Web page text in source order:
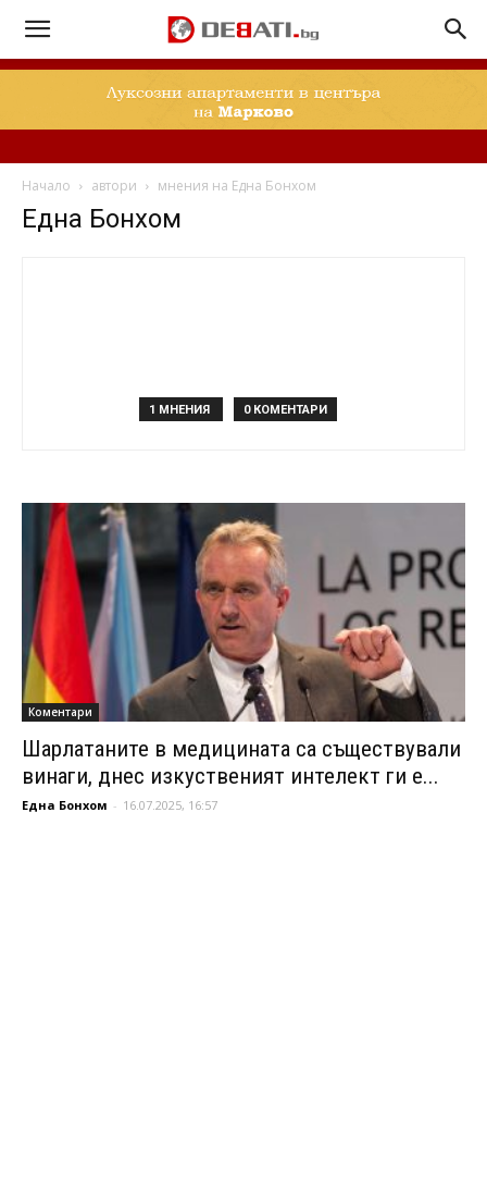
Начало автори мнения на Една Бонхом
Една Бонхом
1 МНЕНИЯ 0 КОМЕНТАРИ
Коментари
Шарлатаните в медицината са съществували
винаги, днес изкуственият интелект ги е...
Една Бонхом - 16.07.2025, 16:57